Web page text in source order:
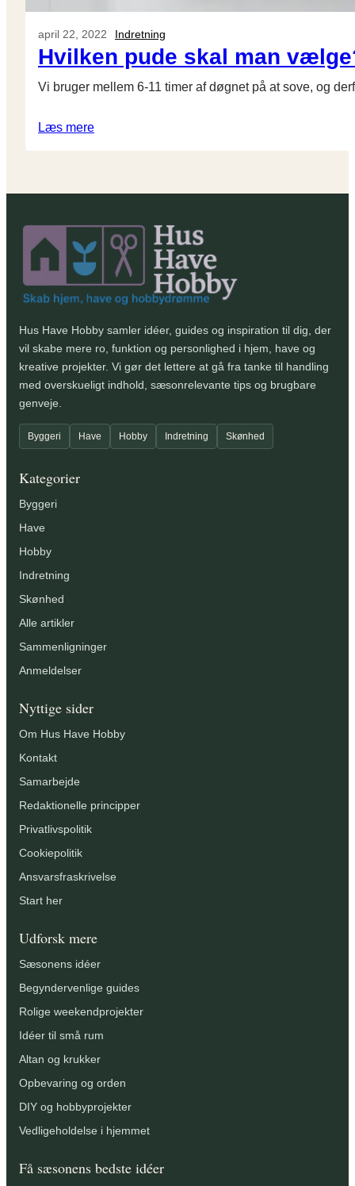
april 22, 2022 Indretning
Hvilken pude skal man
Vi bruger mellem 6-11 timer af døgnet på at sove, og
Læs mere
Hus Have Hobby samler idéer, guides og inspiration til dig, der
vil skabe mere ro, funktion og personlighed i hjem, have og
kreative projekter. Vi gør det lettere at gå fra tanke til handling
med overskueligt indhold, sæsonrelevante tips og brugbare
genveje.
Byggeri Have Hobby Indretning Skønhed
Kategorier
Byggeri
Have
Hobby
Indretning
Skønhed
Alle artikler
Sammenligninger
Anmeldelser
Nyttige sider
Om Hus Have Hobby
Kontakt
Samarbejde
Redaktionelle principper
Privatlivspolitik
Cookiepolitik
Ansvarsfraskrivelse
Start her
Udforsk mere
Sæsonens idéer
Begyndervenlige guides
Rolige weekendprojekter
Idéer til små rum
Altan og krukker
Opbevaring og orden
DIY og hobbyprojekter
Vedligeholdelse i hjemmet
Få sæsonens bedste idéer